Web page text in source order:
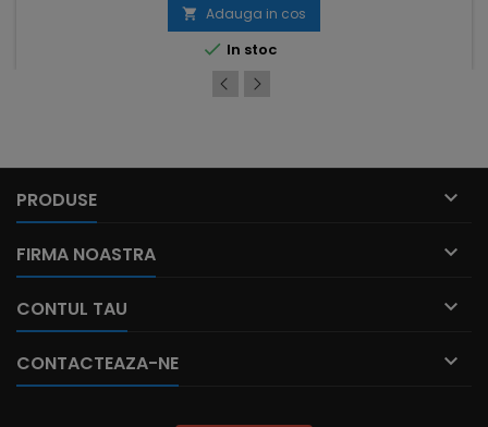
 Adauga in cos
 In stoc
PRODUSE 
FIRMA NOASTRA 
CONTUL TAU 
CONTACTEAZA-NE 